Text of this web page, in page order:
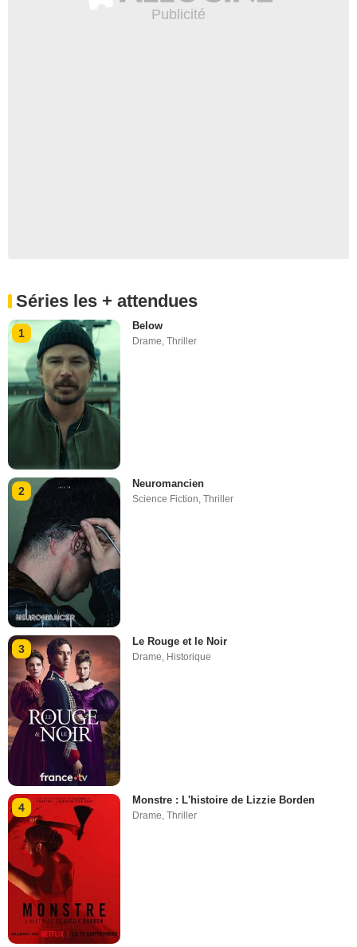
Séries les + attendues
1
Below
Drame ,Thriller
2
Neuromancien
Science Fiction,Thriller
3
Le Rouge et le Noir
Drame, Historique
4
Monstre : L'histoire de Lizzie Borden
Drame ,Thriller